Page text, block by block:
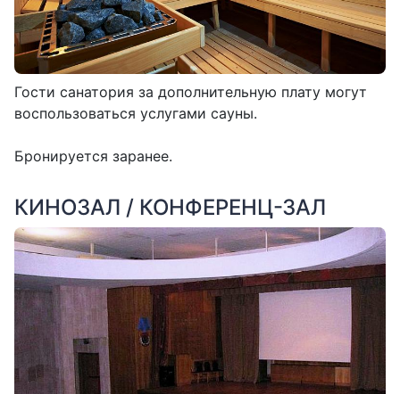
Гости санатория за дополнительную плату могут
воспользоваться услугами сауны.
Бронируется заранее.
КИНОЗАЛ / КОНФЕРЕНЦ-ЗАЛ